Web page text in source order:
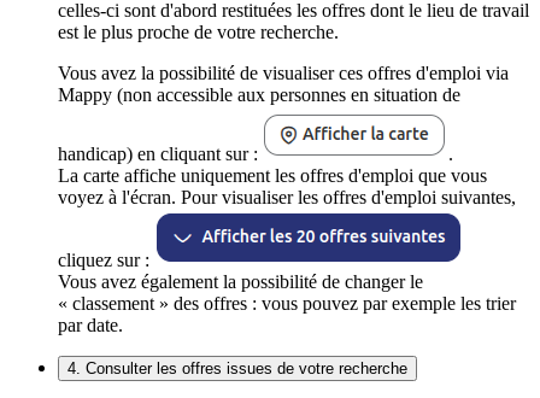
celles-ci sont d'abord restituées les offres dont le lieu de travail
est le plus proche de votre recherche.
Vous avez la possibilité de visualiser ces offres d'emploi via
Mappy (non accessible aux personnes en situation de
handicap) en cliquant sur :
.
La carte affiche uniquement les offres d'emploi que vous
voyez à l'écran. Pour visualiser les offres d'emploi suivantes,
cliquez sur :
Vous avez également la possibilité de changer le
« classement » des offres : vous pouvez par exemple les trier
par date.
4. Consulter les offres issues de votre recherche